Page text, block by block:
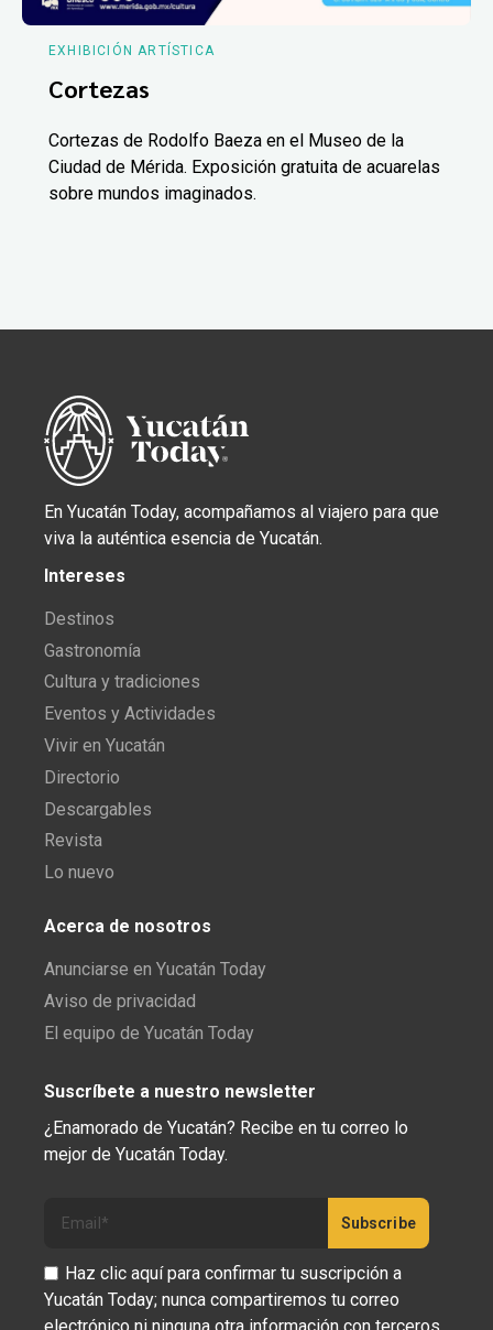
EXHIBICIÓN ARTÍSTICA
Cortezas
Cortezas de Rodolfo Baeza en el Museo de la
Ciudad de Mérida. Exposición gratuita de acuarelas
sobre mundos imaginados.
En Yucatán Today, acompañamos al viajero para que
viva la auténtica esencia de Yucatán.
Intereses
Destinos
Gastronomía
Cultura y tradiciones
Eventos y Actividades
Vivir en Yucatán
Directorio
Descargables
Revista
Lo nuevo
Acerca de nosotros
Anunciarse en Yucatán Today
Aviso de privacidad
El equipo de Yucatán Today
Suscríbete a nuestro newsletter
¿Enamorado de Yucatán? Recibe en tu correo lo
mejor de Yucatán Today.
Haz clic aquí para confirmar tu suscripción a
Yucatán Today; nunca compartiremos tu correo